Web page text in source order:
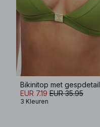
Bikinitop met gespdetail
EUR 7.19 EUR 35.95
3 Kleuren